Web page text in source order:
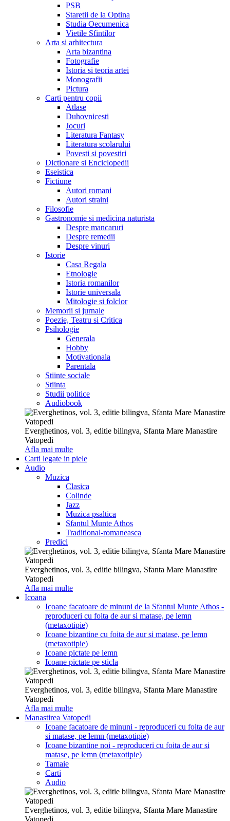
PSB
Staretii de la Optina
Studia Oecumenica
Vietile Sfintilor
Arta si arhitectura
Arta bizantina
Fotografie
Istoria si teoria artei
Monografii
Pictura
Carti pentru copii
Atlase
Duhovnicesti
Jocuri
Literatura Fantasy
Literatura scolarului
Povesti si povestiri
Dictionare si Enciclopedii
Eseistica
Fictiune
Autori romani
Autori straini
Filosofie
Gastronomie si medicina naturista
Despre mancaruri
Despre remedii
Despre vinuri
Istorie
Casa Regala
Etnologie
Istoria romanilor
Istorie universala
Mitologie si folclor
Memorii si jurnale
Poezie, Teatru si Critica
Psihologie
Generala
Hobby
Motivationala
Parentala
Stiinte sociale
Stiinta
Studii politice
Audiobook
Everghetinos, vol. 3, editie bilingva, Sfanta Mare Manastire
Vatopedi
Afla mai multe
Carti legate in piele
Audio
Muzica
Clasica
Colinde
Jazz
Muzica psaltica
Sfantul Munte Athos
Traditional-romaneasca
Predici
Everghetinos, vol. 3, editie bilingva, Sfanta Mare Manastire
Vatopedi
Afla mai multe
Icoana
Icoane facatoare de minuni de la Sfantul Munte Athos -
reproduceri cu foita de aur si matase, pe lemn
(metaxotipie)
Icoane bizantine cu foita de aur si matase, pe lemn
(metaxotipie)
Icoane pictate pe lemn
Icoane pictate pe sticla
Everghetinos, vol. 3, editie bilingva, Sfanta Mare Manastire
Vatopedi
Afla mai multe
Manastirea Vatopedi
Icoane facatoare de minuni - reproduceri cu foita de aur
si matase, pe lemn (metaxotipie)
Icoane bizantine noi - reproduceri cu foita de aur si
matase, pe lemn (metaxotipie)
Tamaie
Carti
Audio
Everghetinos, vol. 3, editie bilingva, Sfanta Mare Manastire
Vatopedi